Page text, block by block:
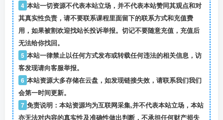
4 本站一切资源不代表本站立场，并不代表本站赞同其观点和对
其真实性负责，请不要联系课程里面留下的联系方式和充值费
用，如果被割欢迎找站长投诉举报。切记不要随意充值，充值后
无法给你找回。
5 本站一律禁止以任何方式发布或转载任何违法的相关信息，访
客发现请向客服举报。
6 本站资源大多存储在云盘，如发现链接失效，请联系我们我们
会第一时间更新。
7 免责说明：本站资源均为互联网采集,并不代表本站立场，本站
亦无法对内容的真实性及准确性做出判断，不承担任何财产损失